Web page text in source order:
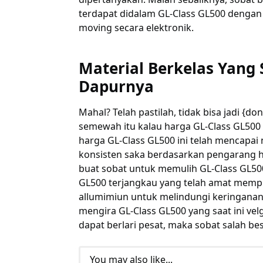
terdapat didalam GL-Class GL500
moving secara elektronik.
Material Berkelas Yang
Dapurnya
Mahal? Telah pastilah, tidak bisa jadi
semewah itu kalau harga GL-Class
harga GL-Class GL500 ini telah
konsisten saka berdasarkan pengarang
buat sobat untuk memulih GL-Class
GL500 terjangkau yang telah amat
allumimiun untuk melindungi keringanan
mengira GL-Class GL500 yang saat ini
dapat berlari pesat, maka sobat salah
You may also like...